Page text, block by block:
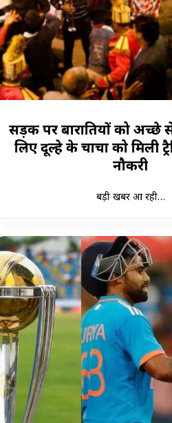
सड़क पर बारातियों को
लिए दूल्हे के चाचा को मिली
नौकरी
बड़ी खबर आ रही…